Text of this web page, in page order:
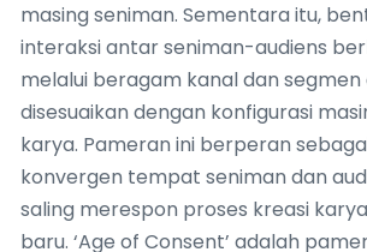
masing seniman. Sementara itu,
interaksi antar seniman-audiens
melalui beragam kanal dan segmen
disesuaikan dengan konfigurasi
karya. Pameran ini berperan
konvergen tempat seniman dan
saling merespon proses kreasi
baru. ‘Age of Consent’ adalah